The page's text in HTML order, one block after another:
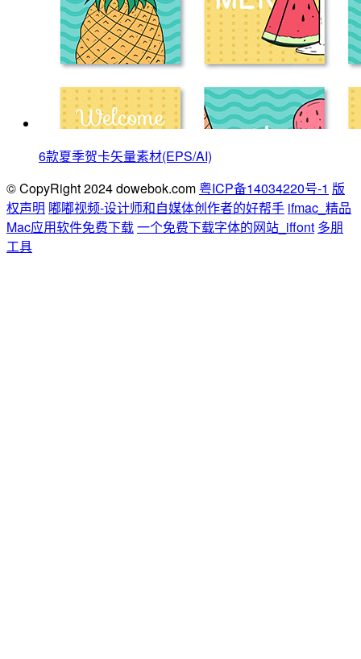
6款夏季贺卡矢量素材(EPS/AI)
© CopyRight 2024 dowebok.com 粤ICP备14034220号-1 版
权声明 嘟嘟视频-设计师和自媒体创作者的好帮手 ifmac_精品
Mac应用软件免费下载一个免费下载字体的网站_iffont 多朋
工具